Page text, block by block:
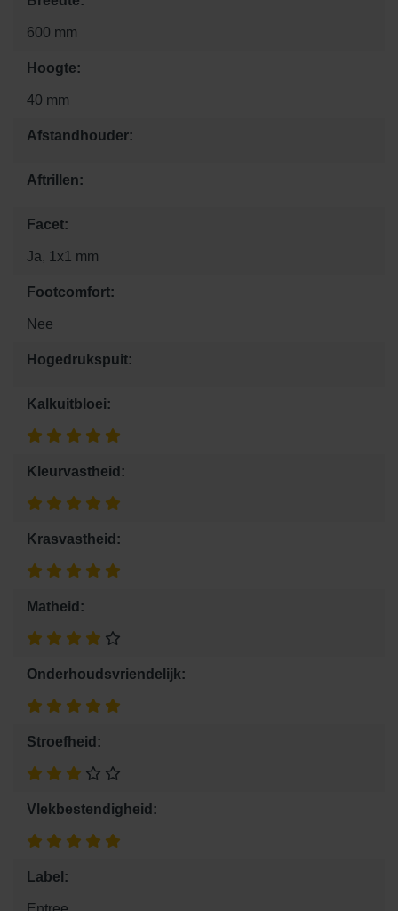
600 mm
Hoogte:
40 mm
Afstandhouder:
Aftrillen:
Facet:
Ja, 1x1 mm
Footcomfort:
Nee
Hogedrukspuit:
Kalkuitbloei:
Kleurvastheid:
Krasvastheid:
Matheid:
Onderhoudsvriendelijk:
Stroefheid:
Vlekbestendigheid:
Label: